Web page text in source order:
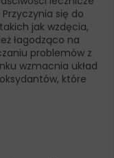
się do
jak wzdęcia,
łagodząco na
problemów z
wzmacnia układ
które